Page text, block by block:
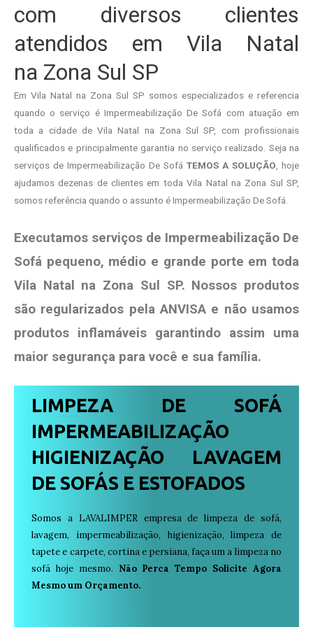
com diversos clientes
atendidos em Vila Natal
na Zona Sul SP
Em Vila Natal na Zona Sul SP somos especializados e referencia
quando o serviço é Impermeabilização De Sofá com atuação em
toda a cidade de Vila Natal na Zona Sul SP, com profissionais
qualificados e principalmente garantia no serviço realizado. Seja na
serviços de Impermeabilização De Sofá TEMOS A SOLUÇÃO , hoje
ajudamos dezenas de clientes em toda Vila Natal na Zona Sul SP,
somos referência quando o assunto é Impermeabilização De Sofá.
Executamos serviços de Impermeabilização De
Sofá pequeno, médio e grande porte em toda
Vila Natal na Zona Sul SP. Nossos produtos
são regularizados pela ANVISA e não usamos
produtos inflamáveis garantindo assim uma
maior segurança para você e sua família.
LIMPEZA DE SOFÁ
IMPERMEABILIZAÇÃO
HIGIENIZAÇÃO LAVAGEM
DE SOFÁS E ESTOFADOS
Somos a LAVALIMPER empresa de limpeza de sofá,
lavagem, impermeabilização, higienização, limpeza de
tapete e carpete, cortina e persiana, faça um a limpeza no
sofá hoje mesmo. Não Perca Tempo Solicite Agora
Mesmo um Orçamento.